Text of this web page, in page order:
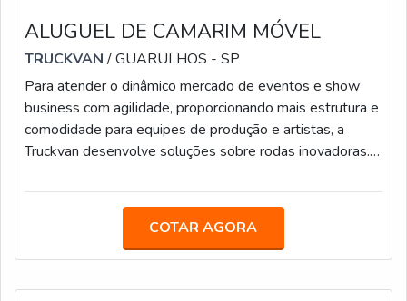
ALUGUEL DE CAMARIM MÓVEL
TRUCKVAN/ GUARULHOS - SP
Para atender o dinâmico mercado de eventos e show
business com agilidade, proporcionando mais estrutura e
comodidade para equipes de produção e artistas, a
Truckvan desenvolve soluções sobre rodas inovadoras.
pode ser feita por dia, semana e meses. Quanto maior o
SOBRE O CAMARIM MÓVELOs camarins móveis da
Truckvan já foram usados por grandes artistas e
COTAR AGORA